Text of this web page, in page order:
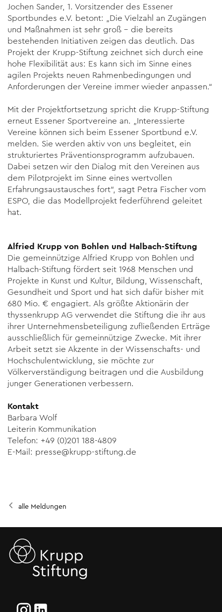
Jochen Sander, 1. Vorsitzender des Essener
Sportbundes e.V. betont: „Die Vielzahl an Zugängen
und Maßnahmen ist sehr groß – die bereits
bestehenden Initiativen zeigen das deutlich. Das
Projekt der Krupp-Stiftung zeichnet sich durch eine
hohe Flexibilität aus: Es kann sich im Sinne eines
agilen Projekts neuen Rahmen­bedingungen und
Anforderungen der Vereine immer wieder anpassen.“
Mit der Projektfortsetzung spricht die Krupp-Stiftung
erneut Essener Sportvereine an. „Interessierte
Vereine können sich beim Essener Sportbund e.V.
melden. Sie werden aktiv von uns begleitet, ein
strukturiertes Präventionsprogramm aufzubauen.
Dabei setzen wir den Dialog mit den Vereinen aus
dem Pilotprojekt im Sinne eines wertvollen
Erfahrungsaustausches fort“, sagt Petra Fischer vom
ESPO, die das Modellprojekt federführend geleitet
hat.
Alfried Krupp von Bohlen und Halbach-Stiftung
Die gemeinnützige Alfried Krupp von Bohlen und
Halbach-Stiftung fördert seit 1968 Menschen und
Projekte in Kunst und Kultur, Bildung, Wissenschaft,
Gesundheit und Sport und hat sich dafür bisher mit
680 Mio. € engagiert. Als größte Aktionärin der
thyssenkrupp AG verwendet die Stiftung die ihr aus
ihrer Unternehmensbeteiligung zufließenden Erträge
ausschließlich für gemeinnützige Zwecke. Mit ihrer
Arbeit setzt sie Akzente in der Wissenschafts- und
Hochschulentwicklung, sie möchte zur
Völkerverständigung beitragen und die Ausbil­dung
junger Generationen verbessern.
Kontakt
Barbara Wolf
Leiterin Kommunikation
Telefon: +49 (0)201 188-4809
E-Mail: presse@krupp-stiftung.de
alle Meldungen